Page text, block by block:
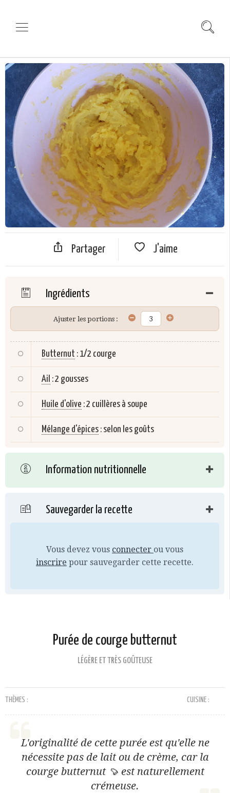
Partager J'aime
Ingrédients
Ajuster les portions :
Butternut : 1/2 courge
Ail :2 gousses
Huile d'olive :2 cuillères à soupe
Mélange d'épices : selon les goûts
Information nutritionnelle
Sauvegarder la recette
Vous devez vous connecter ou vous
inscrire pour sauvegarder cette recette.
Purée de courge butternut
LÉGÈRE ET TRÈS GOÛTEUSE
THÈMES : CUISINE :
L'originalité de cette purée est qu'elle ne
nécessite pas de lait ou de crème, car la
courge butternut 🍠 est naturellement
crémeuse.